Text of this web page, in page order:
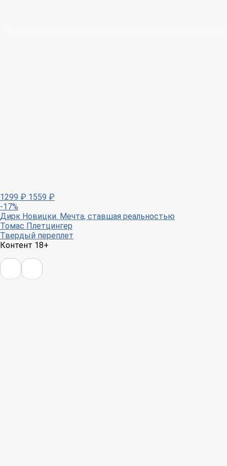
1299 ₽ 1559 ₽
-17%
Дирк Новицки. Мечта, ставшая реальностью
Томас Плетцингер
Твердый переплет
Контент 18+